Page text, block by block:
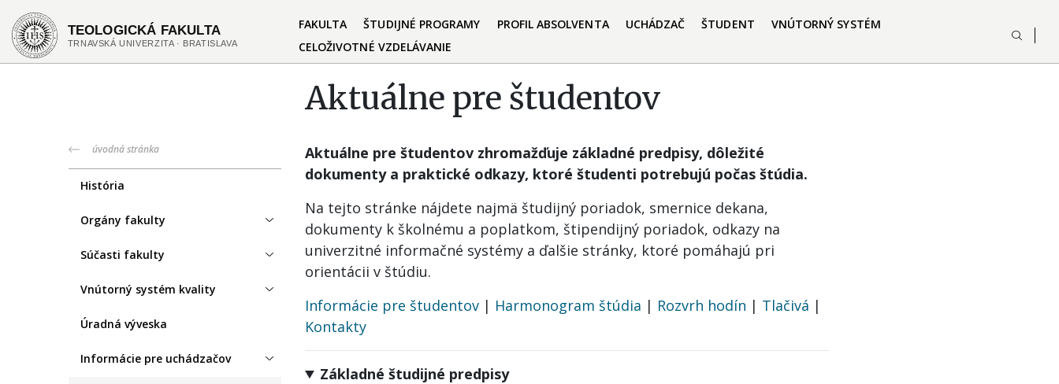
Skočiť
na
hlavný
obsah
Header
menu
FAKULTA ŠTUDIJNÉ PROGRAMY PROFIL ABSOLVENTA UCHÁDZAČ ŠTUDENT
VNÚTORNÝ SYSTÉM
CELOŽIVOTNÉ VZDELÁVANIE
Aktuálne pre študentov
Main
navigation
úvodná stránka
História
Orgány fakulty
Súčasti fakulty
Vnútorný systém kvality
Úradná výveska
Informácie pre uchádzačov
Aktuálne pre študentov zhromažďuje základné predpisy, dôležité
dokumenty a praktické odkazy, ktoré študenti potrebujú počas štúdia.
Na tejto stránke nájdete najmä študijný poriadok, smernice dekana,
dokumenty k školnému a poplatkom, štipendijný poriadok, odkazy na
univerzitné informačné systémy a ďalšie stránky, ktoré pomáhajú pri
orientácii v štúdiu.
Informácie pre študentov | Harmonogram štúdia | Rozvrh hodín | Tlačivá |
Kontakty
Základné študijné predpisy